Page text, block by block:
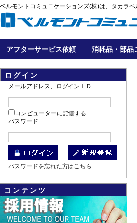
ベルモントコミュニケーションズ(株)は、タカラ
アフターサービス依頼 消耗品・部品
ログイン
メールアドレス、ログインＩＤ
コンピューターに記憶する
パスワード
パスワードを忘れた方はこちら
コンテンツ